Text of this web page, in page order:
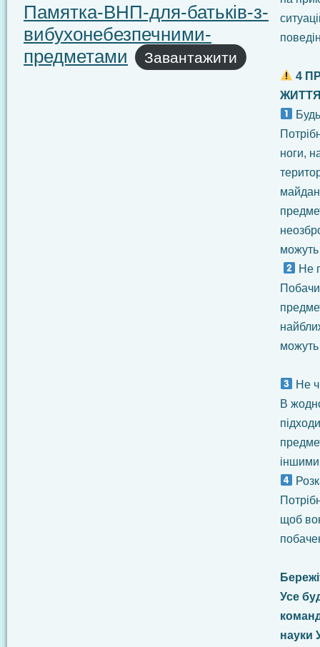
4
ноги,
Не
Не
В
щоб
Усе
науки
Памятка-ВНП-для-батьків-з-
вибухонебезпечними-
предметами
Завантажити